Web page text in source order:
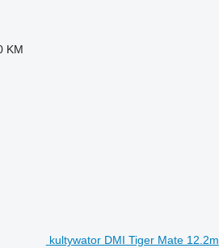
KM
kultywator DMI Tiger Mate 12.2m